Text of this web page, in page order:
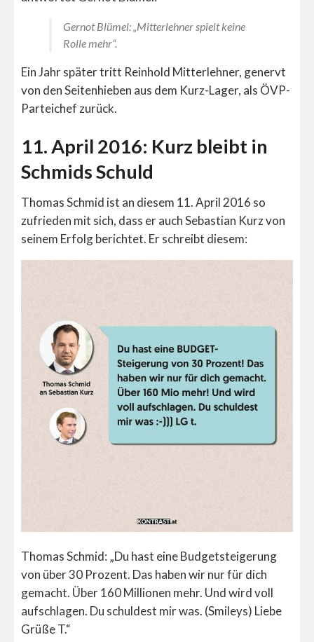
Gernot Blümel: „Mitterlehner spielt keine
Rolle mehr“.
Ein Jahr später tritt Reinhold Mitterlehner, genervt
von den Seitenhieben aus dem Kurz-Lager, als ÖVP-
Parteichef zurück.
11. April 2016: Kurz bleibt in
Schmids Schuld
Thomas Schmid ist an diesem 11. April 2016 so
zufrieden mit sich, dass er auch Sebastian Kurz von
seinem Erfolg berichtet. Er schreibt diesem:
Thomas Schmid: „Du hast eine Budgetsteigerung
von über 30 Prozent. Das haben wir nur für dich
gemacht. Über 160 Millionen mehr. Und wird voll
aufschlagen. Du schuldest mir was. (Smileys) Liebe
Grüße T.“